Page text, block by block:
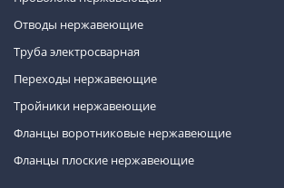
Отводы нержавеющие
Труба электросварная
Переходы нержавеющие
Тройники нержавеющие
Фланцы воротниковые нержавеющие
Фланцы плоские нержавеющие